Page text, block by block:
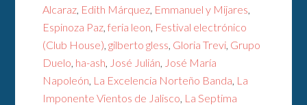
Alcaraz, Edith Márquez, Emmanuel y Mijares,
Espinoza Paz,feria leon, Festival electrónico
(Club House),gilberto gless, Gloria Trevi, Grupo
Duelo, ha-ash, José Julián, José María
Napoleón, La Excelencia Norteño Banda, La
Imponente Vientos de Jalisco, La Septima